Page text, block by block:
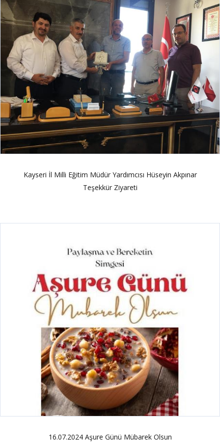
Kayseri İl Milli Eğitim Müdür Yardımcısı Hüseyin Akpınar
Teşekkür Ziyareti
16.07.2024 Aşure Günü Mübarek Olsun